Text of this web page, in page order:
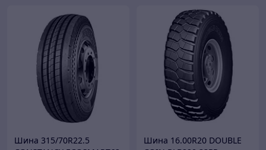
Шина 315/70R22.5
Шина 16.00R20 DOUBLE